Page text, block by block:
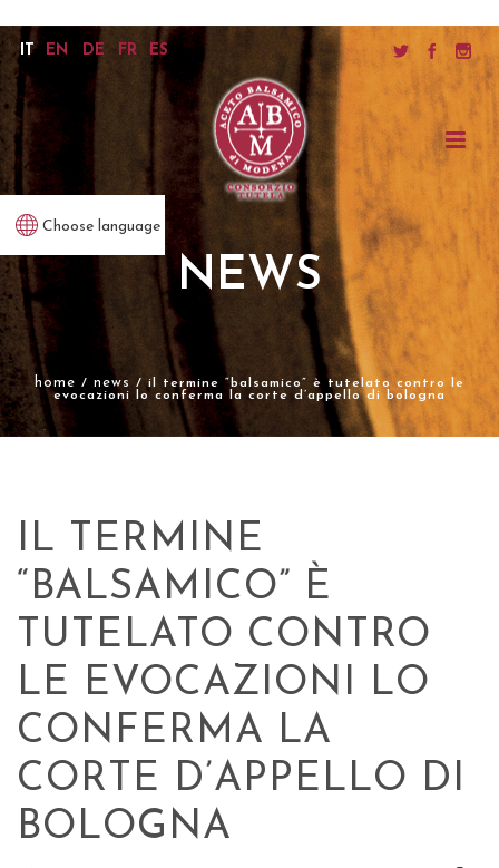
Choose language
NEWS
home / news / il termine “balsamico” è tutelato contro le
evocazioni lo conferma la corte d’appello di bologna
IT EN DE FR ES
IL TERMINE
“BALSAMICO” È
TUTELATO CONTRO
LE EVOCAZIONI LO
CONFERMA LA
CORTE D’APPELLO DI
BOLOGNA